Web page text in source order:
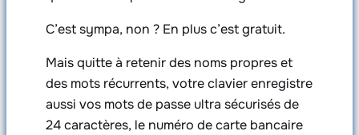
C’est sympa, non ? En plus c’est gratuit.
Mais quitte à retenir des noms propres et
des mots récurrents, votre clavier enregistre
aussi vos mots de passe ultra sécurisés de
24 caractères, le numéro de carte bancaire